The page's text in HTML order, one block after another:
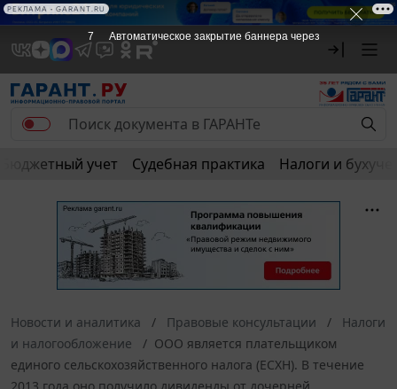
Бюджетный учет Судебная практика Налоги и
Новости и аналитика Правовые консультации
Налоги
и налогообложение
ООО является плательщиком
единого сельскохозяйственного налога (ЕСХН). В течение
7 Автоматическое закрытие баннера через
РЕКЛАМА • GARANT.RU